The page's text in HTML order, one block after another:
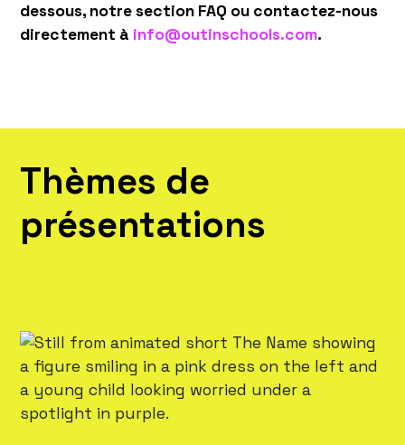
dessous, notre section FAQ ou contactez-nous
directement à info@outinschools.com.
Thèmes de
présentations